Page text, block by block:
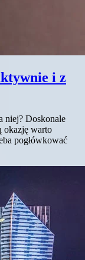
i z
niej? Doskonale
okazję warto
pogłówkować